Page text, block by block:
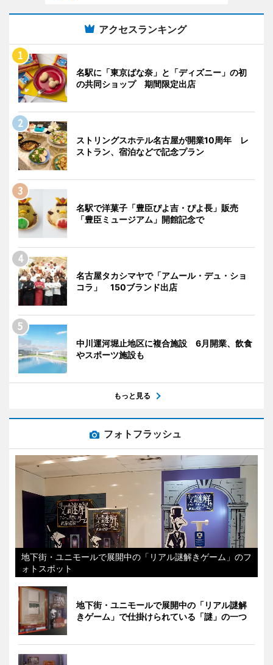
アクセスランキング
名駅に「東京ばな奈」と「ディズニー」の初
の共同ショップ 期間限定出店
ストリングスホテル名古屋が開業10周年 レ
ストラン、宿泊などで記念プラン
名駅で洋菓子「豊臣ぴよ吉・ぴよ長」販売
「豊臣ミュージアム」開館記念で
名古屋タカシマヤで「アムール・デュ・ショ
コラ」 150ブランド出店
中川運河堀止地区に複合施設 6月開業、飲食
やスポーツ施設も
もっと見る
フォトフラッシュ
地下街・ユニモールで展開中の「リアル謎解きゲーム」のフ
ォトスポット
地下街・ユニモールで展開中の「リアル謎解
きゲーム」で仕掛けられている「謎」の一つ